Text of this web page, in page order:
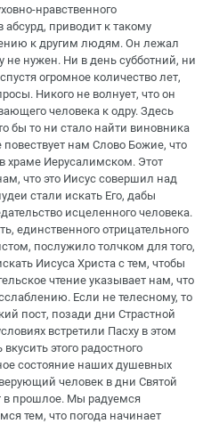
нравственного
приводит к такому
к другим людям. Он лежал
нужен. Ни в день субботний, ни
огромное количество лет,
Никого не волнует, что он
человека к одру. Здесь
бы то ни стало найти виновника
нам Слово Божие, что
в храме Иерусалимском. Этот
что это Иисус совершил над
стали искать Его, дабы
исцеленного человека.
единственного отрицательного
послужило толчком для того,
Иисуса Христа с тем, чтобы
чтение указывает нам, что
Если не телесному, то
пост, позади дни Страстной
встретили Пасху в этом
этого радостного
состояние наших душевных
человек в дни Святой
в прошлое. Мы радуемся
тем, что погода начинает